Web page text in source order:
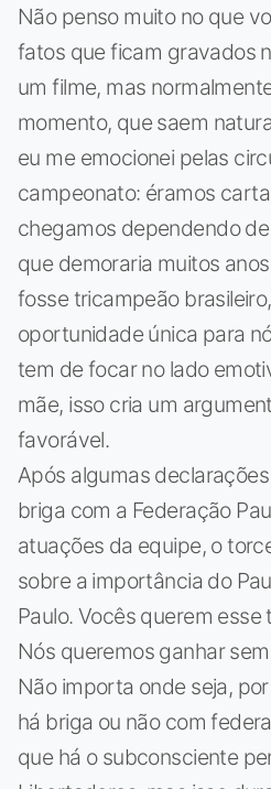
Não penso muito no que
fatos que ficam gravados
um filme, mas
momento, que saem
eu me emocionei pelas
campeonato: éramos
chegamos dependendo
que demoraria muitos
fosse tricampeão
oportunidade única para
tem de focar no lado
mãe, isso cria um
favorável.
Após algumas
briga com a Federação
atuações da equipe, o
sobre a importância do
Paulo. Vocês querem esse
Nós queremos ganhar
Não importa onde seja,
há briga ou não com
que há o subconsciente